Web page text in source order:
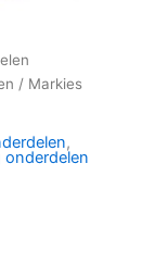
/ Markies
,
onderdelen